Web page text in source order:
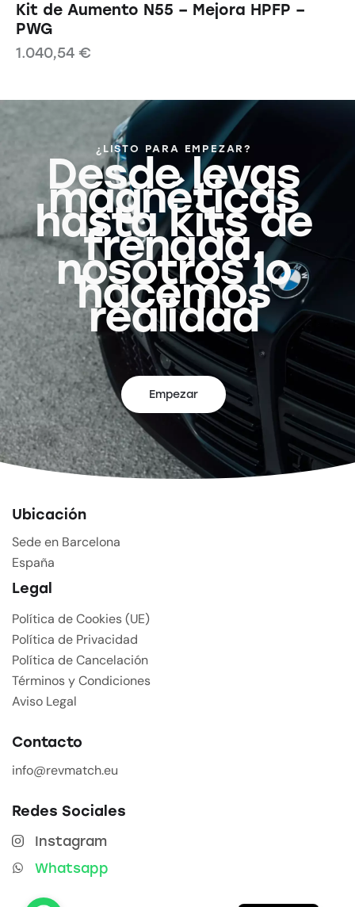
Kit de Aumento N55 – Mejora HPFP –
PWG
1.040,54 €
¿LISTO PARA EMPEZAR?
Desde levas
magnéticas
hasta kits de
frenada,
nosotros lo
hacemos
realidad
Empezar
Ubicación
Sede en Barcelona
España
Legal
Política de Cookies (UE)
Política de Privacidad
Política de Cancelación
Términos y Condiciones
Aviso Legal
Contacto
info@revmatch.eu
Redes Sociales
Instagram
Whatsapp